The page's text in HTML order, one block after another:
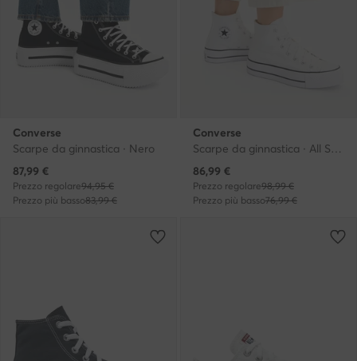
Converse
Scarpe da ginnastica · Nero
Prezzo attuale
87,99 €
Prezzo regolare94,95 €
Prezzo più basso83,99 €
Converse
Scarpe da ginnastica · All Star · Bianco
Prezzo attuale
86,99 €
Prezzo regolare98,99 €
Prezzo più basso76,99 €